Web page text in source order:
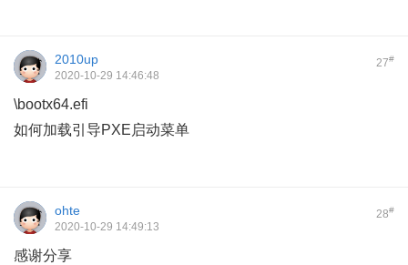
27#
2010up
2020-10-29 14:46:48
\bootx64.efi
如何加载引导PXE启动菜单
28#
ohte
2020-10-29 14:49:13
感谢分享